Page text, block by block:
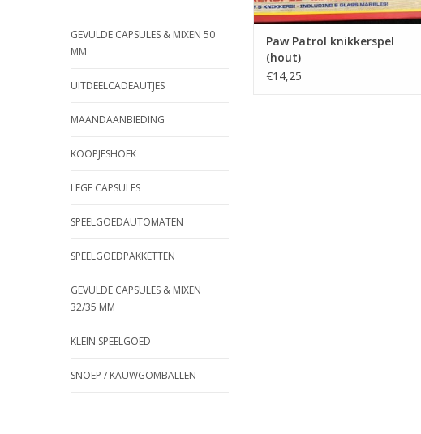
GEVULDE CAPSULES & MIXEN 50
MM
UITDEELCADEAUTJES
MAANDAANBIEDING
KOOPJESHOEK
LEGE CAPSULES
SPEELGOEDAUTOMATEN
SPEELGOEDPAKKETTEN
GEVULDE CAPSULES & MIXEN
32/35 MM
KLEIN SPEELGOED
SNOEP / KAUWGOMBALLEN
Paw Patrol knikkerspel
(hout)
€14,25